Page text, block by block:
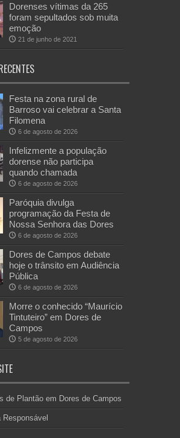
Dorenses vítimas da 265
foram sepultados sob muita
emoção
21 de junho de 2021
Festa na zona rural de
Barroso vai celebrar a Santa
Filomena
6 de agosto de 2026
Infelizmente a população
dorense não participa
quando chamada
6 de agosto de 2026
Paróquia divulga
programação da Festa de
Nossa Senhora das Dores
6 de agosto de 2026
Dores de Campos debate
hoje o trânsito em Audiência
Pública
6 de agosto de 2026
Morre o conhecido “Maurício
Tintuteiro” em Dores de
Campos
5 de agosto de 2026
de Plantão em Dores de Campos